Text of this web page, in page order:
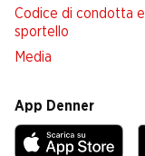
Codice di condotta e
sportello
Media
App Denner